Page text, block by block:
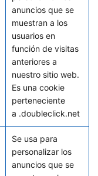
anuncios que se
muestran a los
usuarios en
función de visitas
anteriores a
nuestro sitio web.
Es una cookie
perteneciente
a .doubleclick.net
Se usa para
personalizar los
anuncios que se